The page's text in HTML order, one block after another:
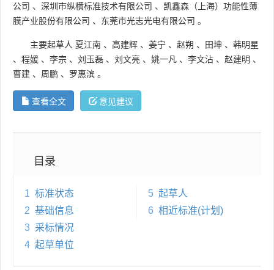
公司 、 深圳市纵横标准技术有限公司 、 凯鑫森（上海）功能性薄
膜产业股份有限公司 、 东莞市光志光电有限公司 。
主要起草人 夏江南 、 高建辉 、 姜宁 、 赵朔 、 田坤 、 韩明星
、 程媛 、 李宗 、 刘玉磊 、 刘文亮 、 姚一凡 、 李文沾 、 赵建明 、
曹建 、 周鹏 、 罗惠滨 。
查看全文 意见建议
目录
1 标准状态
2 基础信息
3 采标情况
4 起草单位
5 起草人
6 相近标准(计划)